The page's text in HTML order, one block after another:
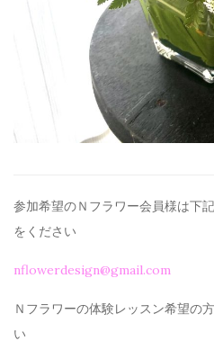
参加希望のＮフラワー会員様は下
を ください
nflowerdesign@gmail.com
Ｎフラワーの体験レッスン希望の
い